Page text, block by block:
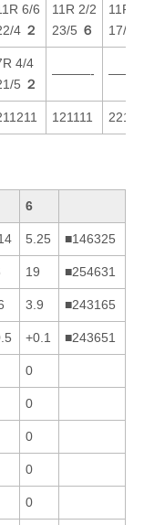
6/6
4 ２
11R 2/2
23/5 ６
11R
17/3
4/4
5 ２
———-
121111
6
5.25 ■146325
19 ■254631
3.9 ■243165
+0.1 ■243651
0
0
0
0
0